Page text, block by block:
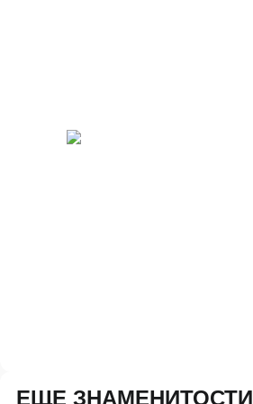
ЕЩЕ ЗНАМЕНИТОСТИ